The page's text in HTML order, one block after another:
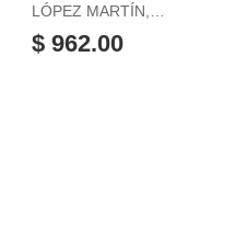
LÓPEZ MARTÍN,
ÁLVARO
$ 962.00